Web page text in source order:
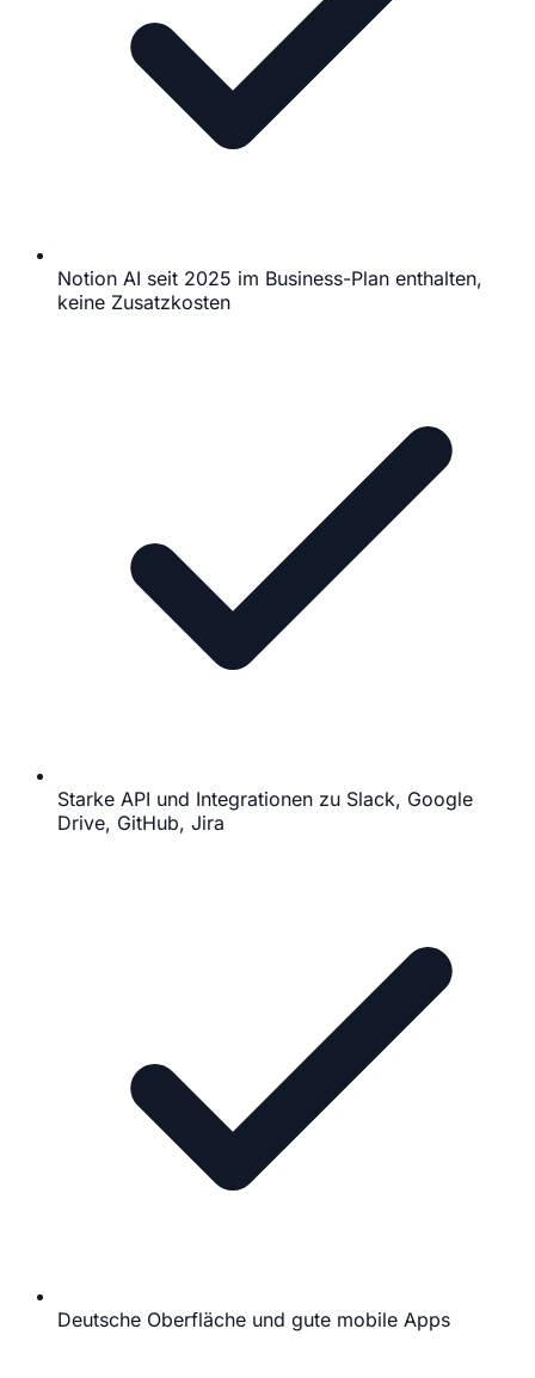
Notion AI seit 2025 im Business-Plan enthalten,
keine Zusatzkosten
Starke API und Integrationen zu Slack, Google
Drive, GitHub, Jira
Deutsche Oberfläche und gute mobile Apps